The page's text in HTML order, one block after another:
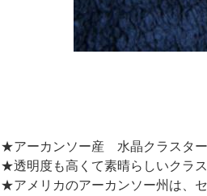
★アーカンソー産 水晶クラス
★透明度も高くて素晴らしいクラ
★アメリカのアーカンソー州は、